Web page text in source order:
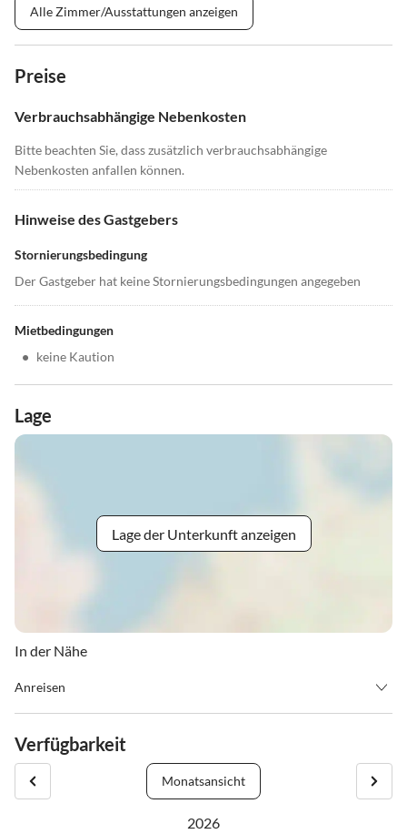
Alle Zimmer/Ausstattungen anzeigen
Preise
Verbrauchsabhängige Nebenkosten
Bitte beachten Sie, dass zusätzlich verbrauchsabhängige
Nebenkosten anfallen können.
Hinweise des Gastgebers
Stornierungsbedingung
Der Gastgeber hat keine Stornierungsbedingungen angegeben
Mietbedingungen
• keine Kaution
Lage
Lage der Unterkunft anzeigen
In der Nähe
Anreisen
Vermieter erreichen Sie unter der Telefonnummer: +41 (0)27 957
18 31
Verfügbarkeit
Monatsansicht
2026